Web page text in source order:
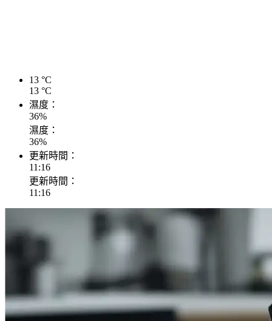
13 °C
13 °C
濕度：
36%
濕度：
36%
更新時間：
11:16
更新時間：
11:16